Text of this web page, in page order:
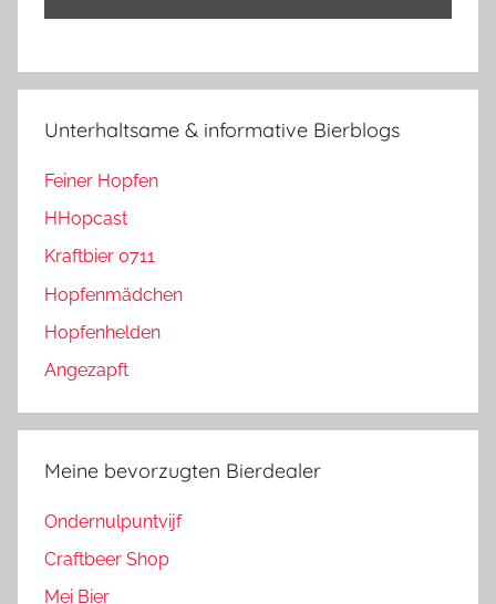
Unterhaltsame & informative Bierblogs
Feiner Hopfen
HHopcast
Kraftbier 0711
Hopfenmädchen
Hopfenhelden
Angezapft
Meine bevorzugten Bierdealer
Ondernulpuntvijf
Craftbeer Shop
Mei Bier